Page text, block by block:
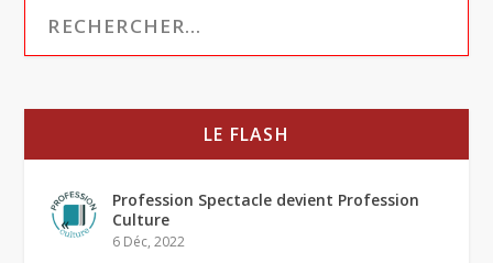
LE FLASH
Profession Spectacle devient Profession
Culture
6 Déc, 2022